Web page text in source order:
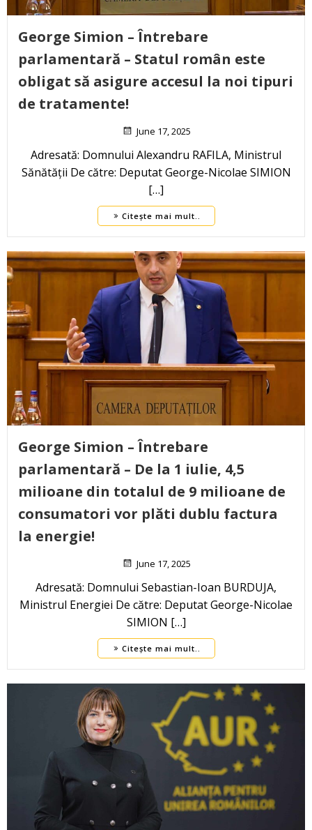
George Simion – Întrebare
parlamentară – Statul român este
obligat să asigure accesul la noi tipuri
de tratamente!
June 17, 2025
Adresată: Domnului Alexandru RAFILA, Ministrul
Sănătății De către: Deputat George-Nicolae SIMION
[…]
Citește mai mult..
George Simion – Întrebare
parlamentară – De la 1 iulie, 4,5
milioane din totalul de 9 milioane de
consumatori vor plăti dublu factura
la energie!
June 17, 2025
Adresată: Domnului Sebastian-Ioan BURDUJA,
Ministrul Energiei De către: Deputat George-Nicolae
SIMION […]
Citește mai mult..